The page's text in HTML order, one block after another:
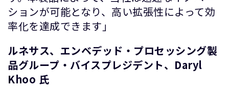
ションが可能となり、高い拡張性によって効
率化を達成できます」
ルネサス、エンベデッド・プロセッシング製
品グループ・バイスプレジデント、Daryl
Khoo 氏